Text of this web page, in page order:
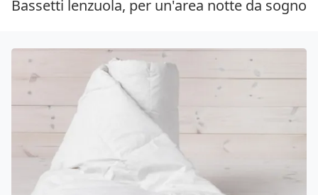
Bassetti lenzuola, per un'area notte da sogno